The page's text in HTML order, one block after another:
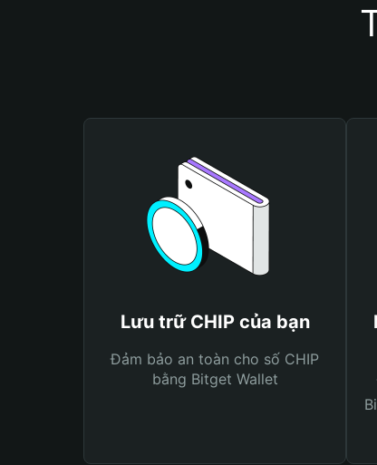
Lưu trữ CHIP của bạn
Đảm bảo an toàn cho số CHIP
bằng Bitget Wallet